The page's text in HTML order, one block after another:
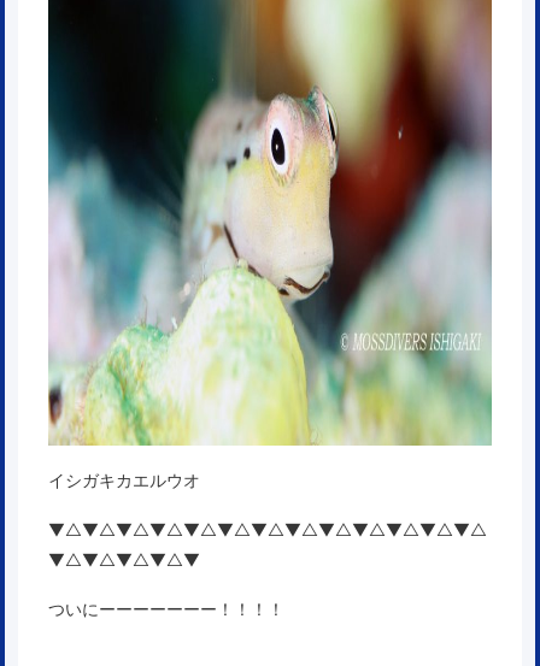
イシガキカエルウオ
▼△▼△▼△▼△▼△▼△▼△▼△▼△▼△▼△▼△▼△
▼△▼△▼△▼△▼
ついにーーーーーーー！！！！